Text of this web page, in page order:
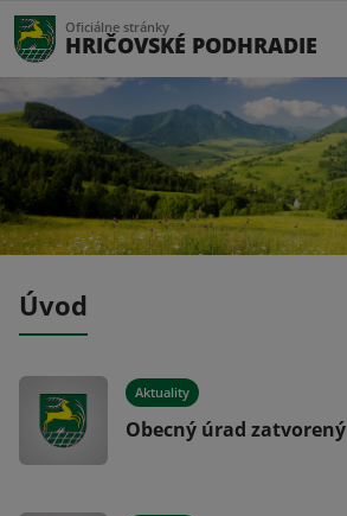
Oficiálne stránky
HRIČOVSKÉ PODHRADIE
Úvod
Aktuality
Obecný úrad zatvorený